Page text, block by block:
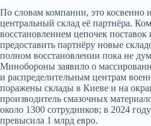
По словам компании, это косвенно
центральный склад её партнёра.
восстановлением цепочек
предоставить партнёру новые
полном восстановлении пока не
Минобороны заявило о
и распределительным центрам
поражены склады в Киеве и на
производитель смазочных
около 1300 сотрудников; в 2024
превысила 1 млрд евро.